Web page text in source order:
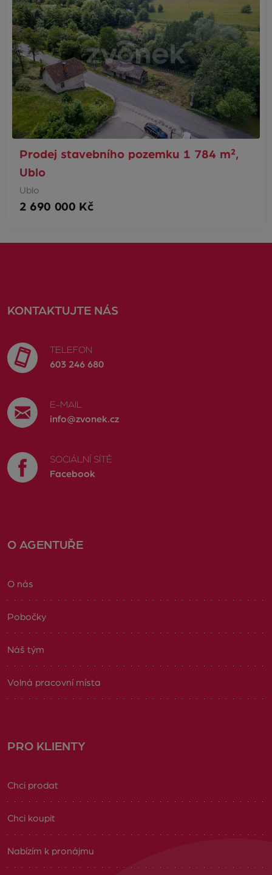
Prodej stavebního pozemku 1 784 m²,
Ublo
Ublo
2 690 000 Kč
KONTAKTUJTE NÁS
TELEFON
603 246 680
E-MAIL
info@zvonek.cz
SOCIÁLNÍ SÍTĚ
Facebook
O AGENTUŘE
O nás
Pobočky
Náš tým
Volná pracovní místa
PRO KLIENTY
Chci prodat
Chci koupit
Nabízím k pronájmu